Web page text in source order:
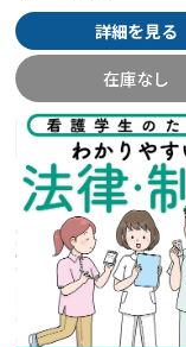
詳細を見る
在庫なし